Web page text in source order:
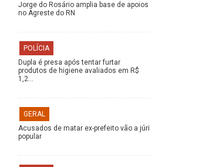
Jorge do Rosário amplia base de apoios
no Agreste do RN
POLÍCIA
Dupla é presa após tentar furtar
produtos de higiene avaliados em R$
1,2…
GERAL
Acusados de matar ex-prefeito vão a júri
popular